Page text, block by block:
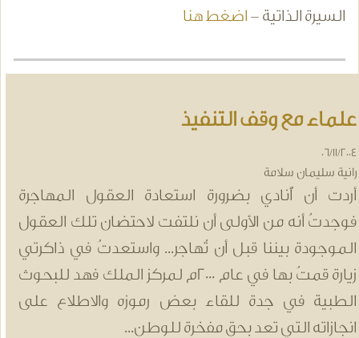
السيرة الذاتية -اضغط هنا
مع وقف التنفيذ
06/11/
سليمان سلامة
أن أُنادي بضرورة استعادة العقول المهاجرة
أنه من الأولى أن نلتفت لاحتضان تلك العقول
بيننا قبل أن تُهاجر... واستعدتُ في ذاكرتي
زيارة قمتُ بها في عام 2000م لمركز الملك فهد للبحوث
في جدة للقاء بعض رموزه والاطلاع على
التي تعد بحق مفخرة للوطن...